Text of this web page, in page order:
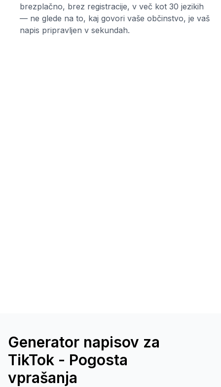
brezplačno, brez registracije, v več kot 30 jezikih
— ne glede na to, kaj govori vaše občinstvo, je vaš
napis pripravljen v sekundah.
Generator napisov za
TikTok - Pogosta
vprašanja